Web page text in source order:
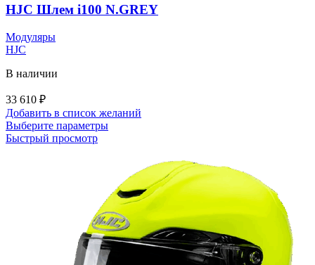
можно
выбрать
HJC Шлем i100 N.GREY
Модуляры
HJC
В наличии
33 610 ₽
Добавить в список желаний
Выберите параметрыЭтот
несколько
вариаций.
Опции
можно
выбрать
на
странице
товара.
Быстрый просмотр